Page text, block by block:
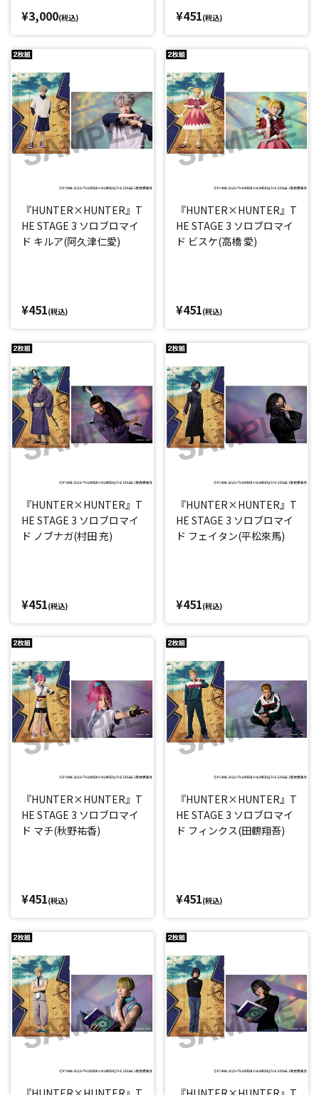
¥3,000(税込) ¥451(税込)
『HUNTER×HUNTER』T
HE STAGE 3 ソロブロマイ
ド キルア(阿久津仁愛)
¥451(税込)
『HUNTER×HUNTER』T
HE STAGE 3 ソロブロマイ
ド ビスケ(高橋 愛)
¥451(税込)
『HUNTER×HUNTER』T
HE STAGE 3 ソロブロマイ
ド ノブナガ(村田 充)
¥451(税込)
『HUNTER×HUNTER』T
HE STAGE 3 ソロブロマイ
ド フェイタン(平松來馬)
¥451(税込)
『HUNTER×HUNTER』T
HE STAGE 3 ソロブロマイ
ド マチ(秋野祐香)
¥451(税込)
『HUNTER×HUNTER』T
HE STAGE 3 ソロブロマイ
ド フィンクス(田鶴翔吾)
¥451(税込)